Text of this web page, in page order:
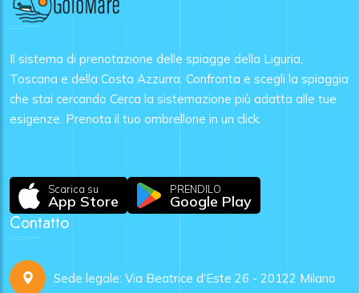
Il sistema di prenotazione delle spiagge della Liguria,
Toscana e della Costa Azzurra. Confronta e scegli la spiaggia
che stai cercando Cerca la sistemazione più adatta alle tue
esigenze. Prenota il tuo ombrellone in un click.
Scarica su
App Store
PRENDILO
Google Play
Contatto
Sede legale: Via Beatrice d'Este 26 - 20122 Milano